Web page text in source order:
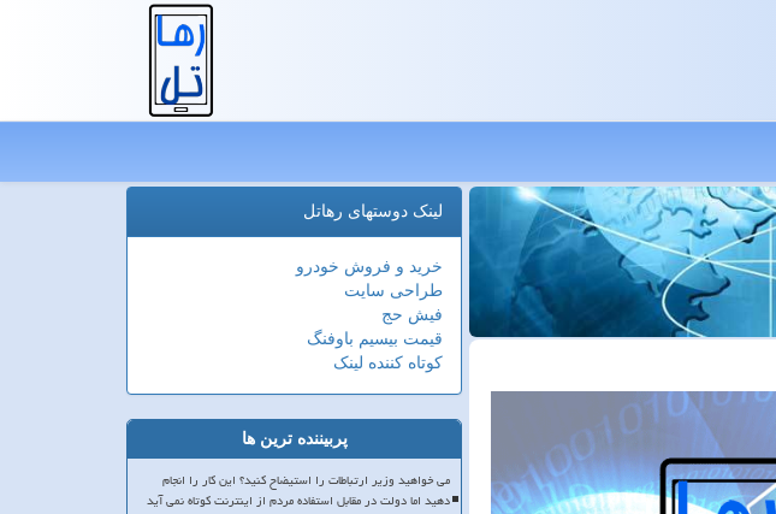
لینک دوستهای رهاتل
خرید و فروش خودرو
طراحی سایت
فیش حج
قیمت بیسیم باوفنگ
کوتاه کننده لینک
پربیننده ترین ها
می خواهید وزیر ارتباطات را استیضاح کنید؟ این کار را انجام
دهید اما دولت در مقابل استفاده مردم از اینترنت کوتاه نمی آید